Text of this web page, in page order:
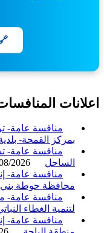
🔗
المنافسات
منافسة عامة-
بمركز القمحة- بلدية
منافسة عامة-
الساحل
06/08/2026
منافسة عامة- إنشاء
محافظة حوطة بني تميم
منافسة عامة-
لتنمية الغطاء النباتي